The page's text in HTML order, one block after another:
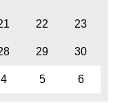
22 23
29 30
4 5 6